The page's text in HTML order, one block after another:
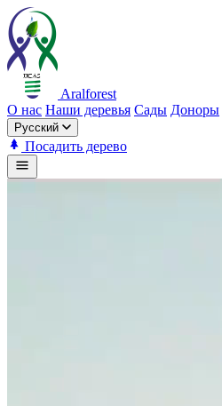
Aralforest
О нас Наши деревья Сады Доноры
Русский
Посадить дерево